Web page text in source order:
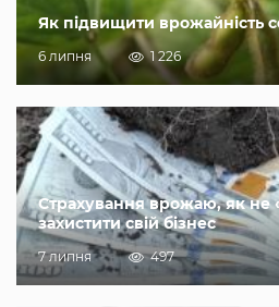
Як підвищити врожайність
6 липня 1 226
Страхування врожаю, як не
захистити свій бізнес
7 липня 497